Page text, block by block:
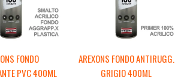
FONDO
PVC 400ML
AREXONS FONDO ANTIRUGG.
GRIGIO 400ML